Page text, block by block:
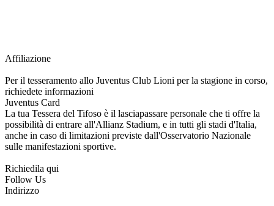
Affiliazione
Per il tesseramento allo Juventus Club Lioni per la stagione in corso,
richiedete informazioni
Juventus Card
La tua Tessera del Tifoso è il lasciapassare personale che ti offre la
possibilità di entrare all'Allianz Stadium, e in tutti gli stadi d'Italia,
anche in caso di limitazioni previste dall'Osservatorio Nazionale
sulle manifestazioni sportive.
Richiedila qui
Follow Us
Indirizzo